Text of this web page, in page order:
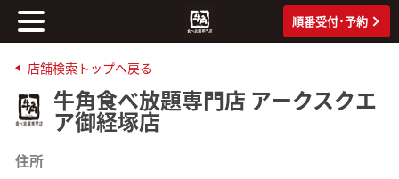
順番受付･予約
店舗検索トップへ戻る
牛角食べ放題専門店 アークスクエ
ア御経塚店
住所